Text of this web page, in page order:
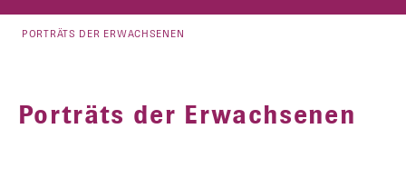
PORTRÄTS DER ERWACHSENEN
Porträts der Erwachsenen